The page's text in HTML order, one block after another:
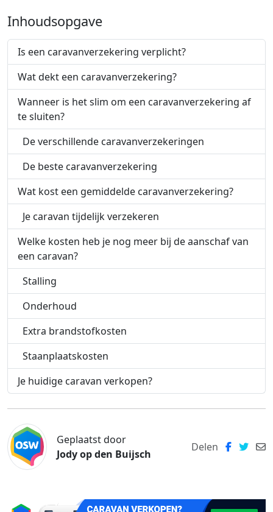
Inhoudsopgave
Is een caravanverzekering verplicht?
Wat dekt een caravanverzekering?
Wanneer is het slim om een caravanverzekering af
te sluiten?
De verschillende caravanverzekeringen
De beste caravanverzekering
Wat kost een gemiddelde caravanverzekering?
Je caravan tijdelijk verzekeren
Welke kosten heb je nog meer bij de aanschaf van
een caravan?
Stalling
Onderhoud
Extra brandstofkosten
Staanplaatskosten
Je huidige caravan verkopen?
Geplaatst door
Jody op den Buijsch
Delen